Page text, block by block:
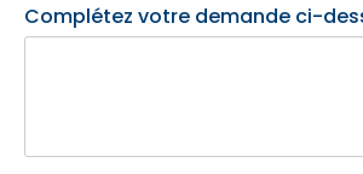
Complétez votre demande ci-